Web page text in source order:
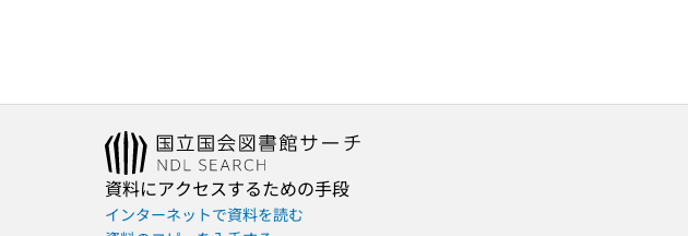
資料にアクセスするための手段
インターネットで資料を読む